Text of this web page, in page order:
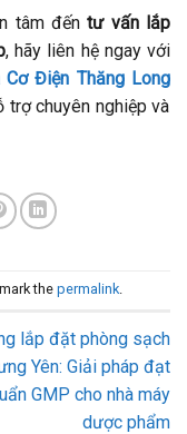
tâm đếntư vấn lắp
, hãy liên hệ ngay với
Điện Thăng Long
chuyên nghiệp và
the permalink.
lắp đặt phòng sạch
Yên: Giải pháp đạt
GMP cho nhà máy
dược phẩm